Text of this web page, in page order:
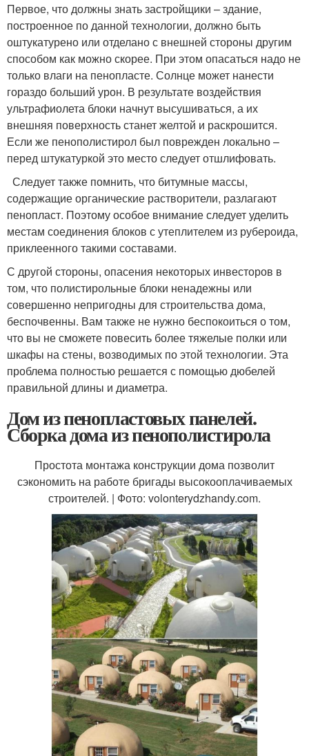
Первое, что должны знать застройщики – здание,
построенное по данной технологии, должно быть
оштукатурено или отделано с внешней стороны другим
способом как можно скорее. При этом опасаться надо не
только влаги на пенопласте. Солнце может нанести
гораздо больший урон. В результате воздействия
ультрафиолета блоки начнут высушиваться, а их
внешняя поверхность станет желтой и раскрошится.
Если же пенополистирол был поврежден локально –
перед штукатуркой это место следует отшлифовать.
Следует также помнить, что битумные массы,
содержащие органические растворители, разлагают
пенопласт. Поэтому особое внимание следует уделить
местам соединения блоков с утеплителем из рубероида,
приклеенного такими составами.
С другой стороны, опасения некоторых инвесторов в
том, что полистирольные блоки ненадежны или
совершенно непригодны для строительства дома,
беспочвенны. Вам также не нужно беспокоиться о том,
что вы не сможете повесить более тяжелые полки или
шкафы на стены, возводимых по этой технологии. Эта
проблема полностью решается с помощью дюбелей
правильной длины и диаметра.
Дом из пенопластовых панелей.
Сборка дома из пенополистирола
Простота монтажа конструкции дома позволит
сэкономить на работе бригады высокооплачиваемых
строителей. | Фото: volonterydzhandy.com.